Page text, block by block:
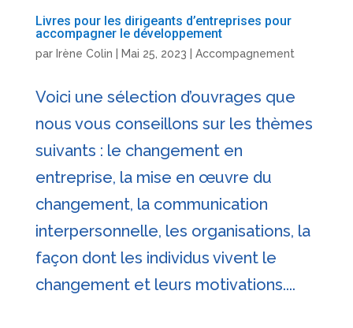
Livres pour les dirigeants d’entreprises pour
accompagner le développement
par Irène Colin Mai 25, 2023 Accompagnement
Voici une sélection d’ouvrages que
nous vous conseillons sur les thèmes
suivants : le changement en
entreprise, la mise en œuvre du
changement, la communication
interpersonnelle, les organisations, la
façon dont les individus vivent le
changement et leurs motivations....